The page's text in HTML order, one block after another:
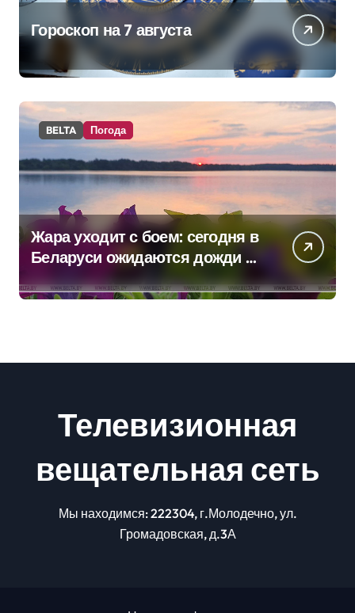
Гороскоп на 7 августа
BELTA Погода
Жара уходит с боем: сегодня в
Беларуси ожидаются дожди и
грозы
Телевизионная
вещательная сеть
Мы находимся: 222304, г.Молодечно, ул.
Громадовская, д.3А